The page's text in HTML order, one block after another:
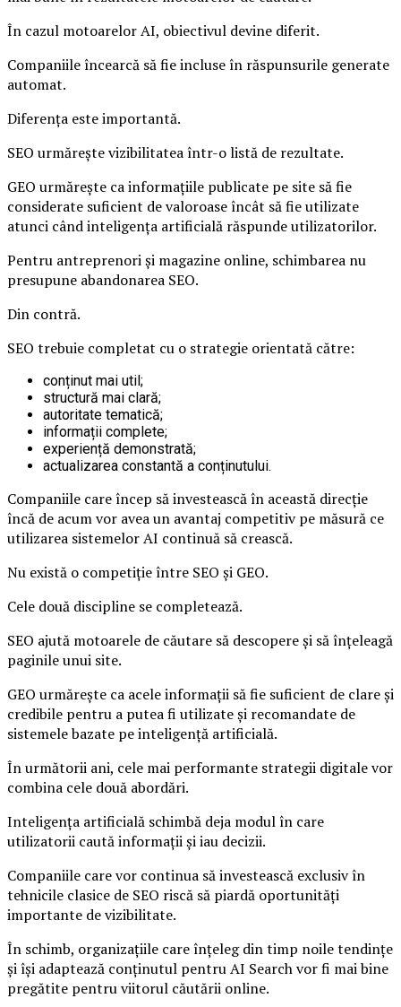
În cazul motoarelor AI, obiectivul devine diferit.
Companiile încearcă să fie incluse în răspunsurile generate
automat.
Diferența este importantă.
SEO urmărește vizibilitatea într-o listă de rezultate.
GEO urmărește ca informațiile publicate pe site să fie
considerate suficient de valoroase încât să fie utilizate
atunci când inteligența artificială răspunde utilizatorilor.
Pentru antreprenori și magazine online, schimbarea nu
presupune abandonarea SEO.
Din contră.
SEO trebuie completat cu o strategie orientată către:
conținut mai util;
structură mai clară;
autoritate tematică;
informații complete;
experiență demonstrată;
actualizarea constantă a conținutului.
Companiile care încep să investească în această direcție
încă de acum vor avea un avantaj competitiv pe măsură ce
utilizarea sistemelor AI continuă să crească.
Nu există o competiție între SEO și GEO.
Cele două discipline se completează.
SEO ajută motoarele de căutare să descopere și să înțeleagă
paginile unui site.
GEO urmărește ca acele informații să fie suficient de clare și
credibile pentru a putea fi utilizate și recomandate de
sistemele bazate pe inteligență artificială.
În următorii ani, cele mai performante strategii digitale vor
combina cele două abordări.
Inteligența artificială schimbă deja modul în care
utilizatorii caută informații și iau decizii.
Companiile care vor continua să investească exclusiv în
tehnicile clasice de SEO riscă să piardă oportunități
importante de vizibilitate.
În schimb, organizațiile care înțeleg din timp noile tendințe
și își adaptează conținutul pentru AI Search vor fi mai bine
pregătite pentru viitorul căutării online.